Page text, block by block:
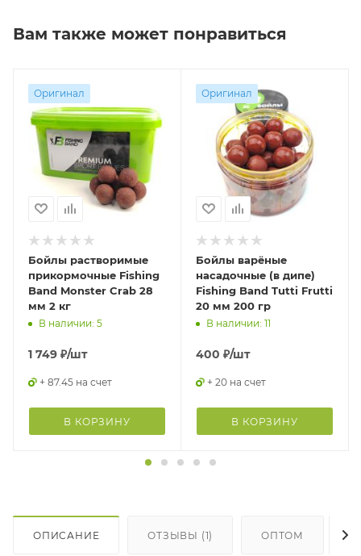
Вам также может понравиться
Оригинал
Бойлы растворимые
прикормочные Fishing
Band Monster Crab 28
мм 2 кг
В наличии: 5
1 749 ₽/шт
+ 87.45 на счет
В КОРЗИНУ
Оригинал
Бойлы варёные
насадочные (в дипе)
Fishing Band Tutti Frutti
20 мм 200 гр
В наличии: 11
400 ₽/шт
+ 20 на счет
В КОРЗИНУ
ОПИСАНИЕ ОТЗЫВЫ (1) ОПТОМ